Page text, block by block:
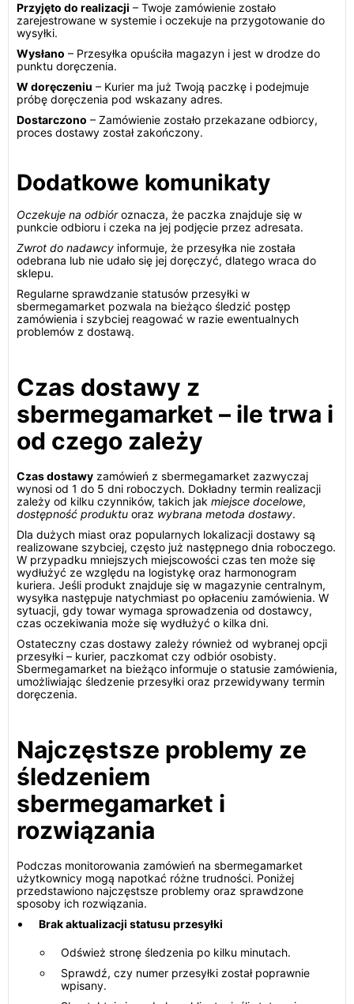
Przyjęto do realizacji – Twoje zamówienie zostało
zarejestrowane w systemie i oczekuje na przygotowanie do
wysyłki.
Wysłano – Przesyłka opuściła magazyn i jest w drodze do
punktu doręczenia.
W doręczeniu – Kurier ma już Twoją paczkę i podejmuje
próbę doręczenia pod wskazany adres.
Dostarczono – Zamówienie zostało przekazane odbiorcy,
proces dostawy został zakończony.
Dodatkowe komunikaty
Oczekuje na odbióroznacza, że paczka znajduje się w
punkcie odbioru i czeka na jej podjęcie przez adresata.
Zwrot do nadawcy informuje, że przesyłka nie została
odebrana lub nie udało się jej doręczyć, dlatego wraca do
sklepu.
Regularne sprawdzanie statusów przesyłki w
sbermegamarket pozwala na bieżąco śledzić postęp
zamówienia i szybciej reagować w razie ewentualnych
problemów z dostawą.
Czas dostawy z
sbermegamarket – ile trwa i
od czego zależy
Czas dostawy zamówień z sbermegamarket zazwyczaj
wynosi od 1 do 5 dni roboczych. Dokładny termin realizacji
zależy od kilku czynników, takich jak miejsce docelowe,
dostępność produktu oraz wybrana metoda dostawy.
Dla dużych miast oraz popularnych lokalizacji dostawy są
realizowane szybciej, często już następnego dnia roboczego.
W przypadku mniejszych miejscowości czas ten może się
wydłużyć ze względu na logistykę oraz harmonogram
kuriera. Jeśli produkt znajduje się w magazynie centralnym,
wysyłka następuje natychmiast po opłaceniu zamówienia. W
sytuacji, gdy towar wymaga sprowadzenia od dostawcy,
czas oczekiwania może się wydłużyć o kilka dni.
Ostateczny czas dostawy zależy również od wybranej opcji
przesyłki – kurier, paczkomat czy odbiór osobisty.
Sbermegamarket na bieżąco informuje o statusie zamówienia,
umożliwiając śledzenie przesyłki oraz przewidywany termin
doręczenia.
Najczęstsze problemy ze
śledzeniem
sbermegamarket i
rozwiązania
Podczas monitorowania zamówień na sbermegamarket
użytkownicy mogą napotkać różne trudności. Poniżej
przedstawiono najczęstsze problemy oraz sprawdzone
sposoby ich rozwiązania.
Brak aktualizacji statusu przesyłki
Odśwież stronę śledzenia po kilku minutach.
Sprawdź, czy numer przesyłki został poprawnie
wpisany.